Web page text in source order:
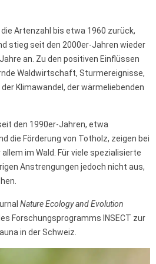
Artenzahl bis etwa 1960 zurück,
stieg seit den 2000er-Jahren wieder
an. Zu den positiven Einflüssen
Waldwirtschaft, Sturmereignisse,
Klimawandel, der wärmeliebenden
den 1990er-Jahren, etwa
die Förderung von Totholz, zeigen bei
im Wald. Für viele spezialisierte
Anstrengungen jedoch nicht aus,
Nature Ecology and Evolution
Forschungsprogramms INSECT zur
in der Schweiz.